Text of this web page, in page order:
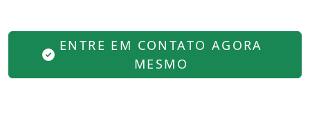
ENTRE EM CONTATO AGORA
MESMO